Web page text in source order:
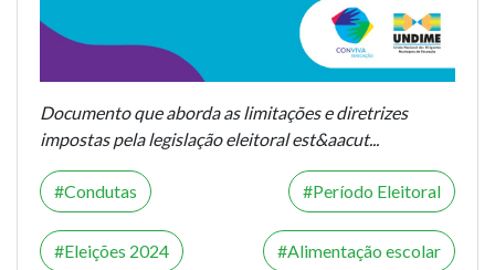
Documento que aborda as limitações e diretrizes
impostas pela legislação eleitoral est&aacut...
Condutas Período Eleitoral
Eleições 2024 Alimentação escolar